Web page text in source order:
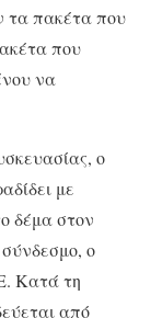
τα πακέτα που
που
να
ο
με
δέμα στον
ο
Κατά τη
από